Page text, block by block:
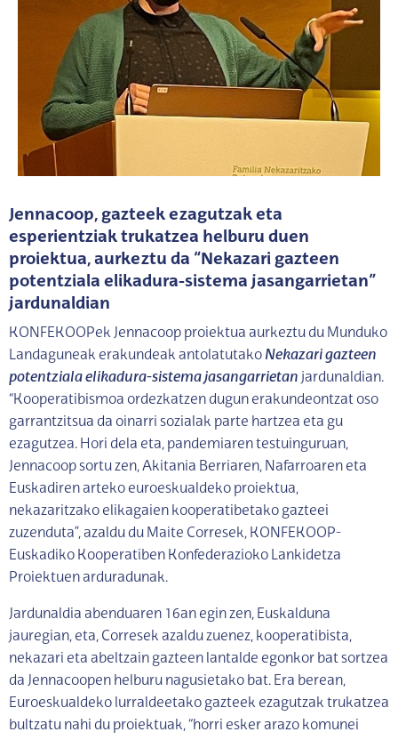
Jennacoop, gazteek ezagutzak eta
esperientziak trukatzea helburu duen
proiektua, aurkeztu da “Nekazari gazteen
potentziala elikadura-sistema jasangarrietan”
jardunaldian
KONFEKOOPek Jennacoop proiektua aurkeztu du Munduko
Landaguneak erakundeak antolatutako Nekazari gazteen
potentziala elikadura-sistema jasangarrietan jardunaldian.
“Kooperatibismoa ordezkatzen dugun erakundeontzat oso
garrantzitsua da oinarri sozialak parte hartzea eta gu
ezagutzea. Hori dela eta, pandemiaren testuinguruan,
Jennacoop sortu zen, Akitania Berriaren, Nafarroaren eta
Euskadiren arteko euroeskualdeko proiektua,
nekazaritzako elikagaien kooperatibetako gazteei
zuzenduta”, azaldu du Maite Corresek, KONFEKOOP-
Euskadiko Kooperatiben Konfederazioko Lankidetza
Proiektuen arduradunak.
Jardunaldia abenduaren 16an egin zen, Euskalduna
jauregian, eta, Corresek azaldu zuenez, kooperatibista,
nekazari eta abeltzain gazteen lantalde egonkor bat sortzea
da Jennacoopen helburu nagusietako bat. Era berean,
Euroeskualdeko lurraldeetako gazteek ezagutzak trukatzea
bultzatu nahi du proiektuak, “horri esker arazo komunei